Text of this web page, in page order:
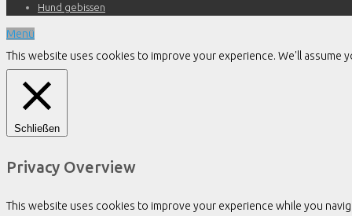
Hund gebissen
Menü
This website uses cookies to improve your experience. We'll
Schließen
Privacy Overview
This website uses cookies to improve your experience while you